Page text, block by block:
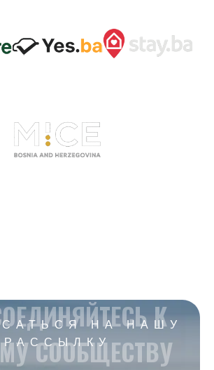
НА НАШУ
РАССЫЛКУ
К
СООБЩЕСТВУ